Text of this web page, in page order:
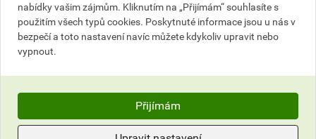
Popis
ANT11237 Elektroizolační páska 200
PREMIUM/50x18x0,18/černá
nabídky vašim zájmům. Kliknutím na „Přijímám“ souhlasíte s
použitím všech typů cookies. Poskytnuté informace jsou u nás v
bezpečí a toto nastavení navíc můžete kdykoliv upravit nebo
vypnout.
Přijímám